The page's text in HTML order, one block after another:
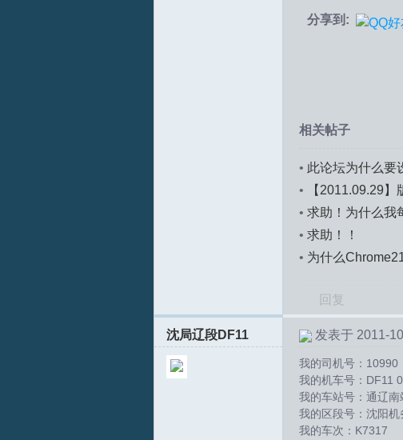
分享到:
相关帖子
• 此论坛为什么要
•
【2011.09.29】
• 求助！为什么我
• 求助！！
• 为什么
回复
沈局辽段DF11 发表于 2011-
我的司机号：10990
我的机车号：DF11
我的车站号：通辽南
我的区段号：沈阳机
我的车次：K7317